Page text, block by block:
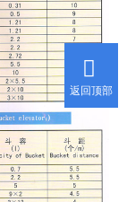
返回顶部